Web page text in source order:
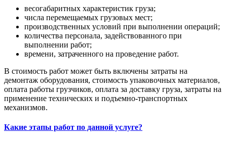
весогабаритных характеристик груза;
числа перемещаемых грузовых мест;
производственных условий при выполнении операций;
количества персонала, задействованного при
выполнении работ;
времени, затраченного на проведение работ.
В стоимость работ может быть включены затраты на
демонтаж оборудования, стоимость упаковочных материалов,
оплата работы грузчиков, оплата за доставку груза, затраты на
применение технических и подъемно-транспортных
механизмов.
Какие этапы работ по данной услуге?